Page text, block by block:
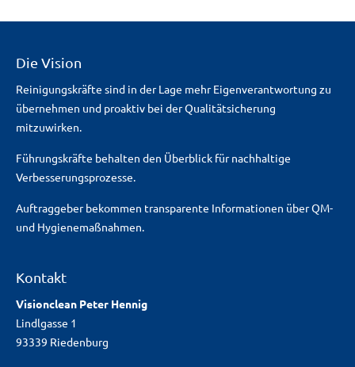
Die Vision
Reinigungskräfte sind in der Lage mehr Eigenverantwortung zu
übernehmen und proaktiv bei der Qualitätsicherung
mitzuwirken.
Führungskräfte behalten den Überblick für nachhaltige
Verbesserungsprozesse.
Auftraggeber bekommen transparente Informationen über QM-
und Hygienemaßnahmen.
Kontakt
Visionclean Peter Hennig
Lindlgasse 1
93339 Riedenburg